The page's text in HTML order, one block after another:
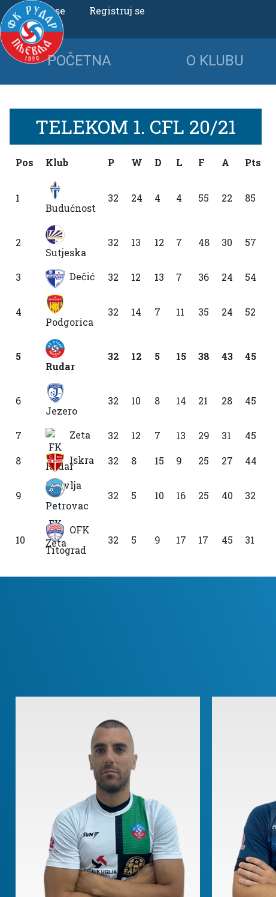
Uloguj se Registruj se
POČETNA O KLUBU
TELEKOM 1. CFL 20/21
Pos Klub P W D L F A Pts
1
Budućnost
32 24 4 4 55 22 85
2
Sutjeska
32 13 12 7 48 30 57
3 Dečić 32 12 13 7 36 24 54
4
Podgorica
32 14 7 11 35 24 52
5
Rudar
32 12 5 15 38 43 45
6
Jezero
32 10 8 14 21 28 45
7 Zeta 32 12 7 13 29 31
45
8
Iskra 32 8 15 9 25 27 44
9
Petrovac
32 5 10 16 25 40 32
10
OFK
Titograd
32 5 9 17 17 45 31